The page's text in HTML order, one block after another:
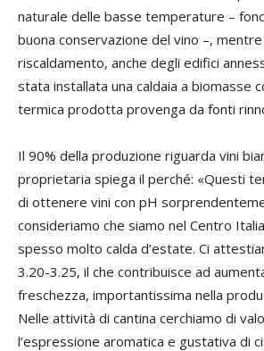
naturale delle basse temperature –
buona conservazione del vino –,
riscaldamento, anche degli edifici
stata installata una caldaia a biomasse
termica prodotta provenga da fonti
Il 90% della produzione riguarda vini
proprietaria spiega il perché: «Questi
di ottenere vini con pH
consideriamo che siamo nel Centro
spesso molto calda d’estate. Ci
3.20-3.25, il che contribuisce ad
freschezza, importantissima nella
Nelle attività di cantina cerchiamo di
l’espressione aromatica e gustativa di